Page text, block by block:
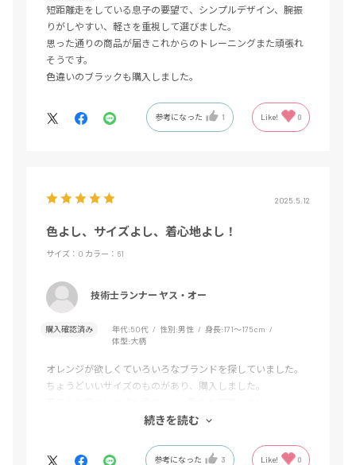
短距離走をしている息子の要望で、シンプルデザイン、腕振
りがしやすい、軽さを重視して選びました。
思った通りの商品が届きこれからのトレーニングまた頑張れ
そうです。
色違いのブラックも購入しました。
参考になった 1 Like! 0
2025.5.12
色よし、サイズよし、着心地よし！
サイズ：O カラー：61
技術士ランナー ヤス・オー
購入確認済み 年代:50代 性別:男性 身長:171～175cm
体型:大柄
オレンジが欲しくていろいろなブランドを探していました。
ちょうどいいサイズのものがあり、購入しました。
それに、値段が手ごろなところがとてもいいです。
続きを読む
参考になった 3 Like! 0